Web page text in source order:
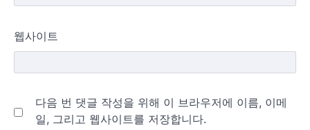
웹사이트
다음 번 댓글 작성을 위해 이 브라우저에 이름, 이메
일, 그리고 웹사이트를 저장합니다.